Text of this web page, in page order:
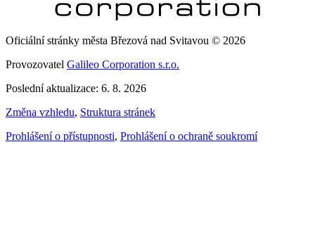
Oficiální stránky města Březová nad Svitavou © 2026
Provozovatel Galileo Corporation s.r.o.
Poslední aktualizace: 6. 8. 2026
Změna vzhledu, Struktura stránek
Prohlášení o přístupnosti, Prohlášení o ochraně soukromí